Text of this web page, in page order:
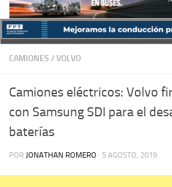
CAMIONES /VOLVO
Camiones eléctricos: Volvo
con Samsung SDI para el
baterías
POR JONATHAN ROMERO · 5 AGOSTO, 2019